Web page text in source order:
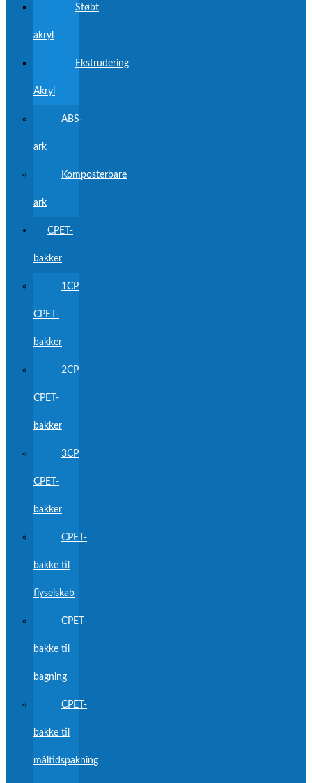
Støbt
akryl
Ekstrudering
Akryl
ABS-
ark
Komposterbare
ark
CPET-
bakker
1CP
CPET-
bakker
2CP
CPET-
bakker
3CP
CPET-
bakker
CPET-
bakke til
flyselskab
CPET-
bakke til
bagning
CPET-
bakke til
måltidspakning